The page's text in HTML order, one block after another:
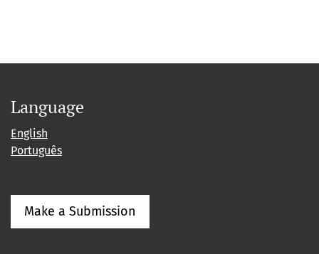
Language
English
Português
Make a Submission